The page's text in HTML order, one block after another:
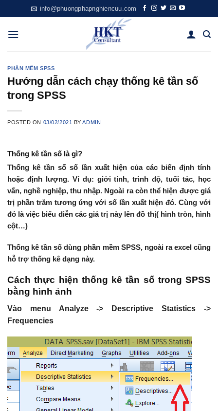
to
content
info@phuongphapnghiencuu.com
PHẦN MỀM SPSS
Hướng dẫn cách chạy thống kê tần số
trong SPSS
POSTED ON 03/02/2021 BYADMIN
Thống kê tần số là gì?
Thống kê tần số số lần xuất hiện của các biến định tính
hoặc định lượng. Ví dụ: giới tính, trình độ, tuổi tác, học
vấn, nghề nghiệp, thu nhập. Ngoài ra còn thể hiện được giá
trị phần trăm tương ứng với số lần xuất hiện đó. Cùng với
đó là việc biểu diễn các giá trị này lên đồ thị( hình tròn, hình
cột…)
Thống kê tần số dùng phần mềm SPSS, ngoài ra excel cũng
hỗ trợ thống kê dạng này.
Cách thực hiện thống kê tần số trong SPSS
bằng hình ảnh
Vào menu Analyze -> Descriptive Statistics ->
Frequencies